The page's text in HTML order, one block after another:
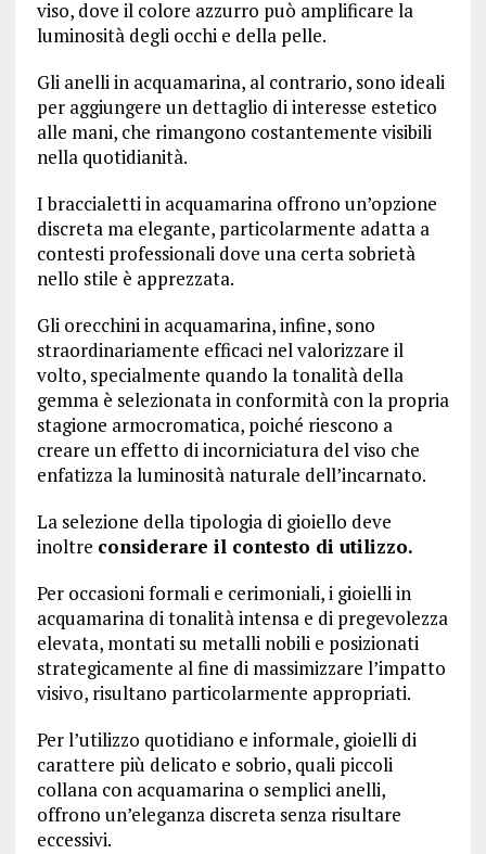
viso, dove il colore azzurro può amplificare la
luminosità degli occhi e della pelle.
Gli anelli in acquamarina, al contrario, sono ideali
per aggiungere un dettaglio di interesse estetico
alle mani, che rimangono costantemente visibili
nella quotidianità.
I braccialetti in acquamarina offrono un’opzione
discreta ma elegante, particolarmente adatta a
contesti professionali dove una certa sobrietà
nello stile è apprezzata.
Gli orecchini in acquamarina, infine, sono
straordinariamente efficaci nel valorizzare il
volto, specialmente quando la tonalità della
gemma è selezionata in conformità con la propria
stagione armocromatica, poiché riescono a
creare un effetto di incorniciatura del viso che
enfatizza la luminosità naturale dell’incarnato.
La selezione della tipologia di gioiello deve
inoltre considerare il contesto di utilizzo.
Per occasioni formali e cerimoniali, i gioielli in
acquamarina di tonalità intensa e di pregevolezza
elevata, montati su metalli nobili e posizionati
strategicamente al fine di massimizzare l’impatto
visivo, risultano particolarmente appropriati.
Per l’utilizzo quotidiano e informale, gioielli di
carattere più delicato e sobrio, quali piccoli
collana con acquamarina o semplici anelli,
offrono un’eleganza discreta senza risultare
eccessivi.